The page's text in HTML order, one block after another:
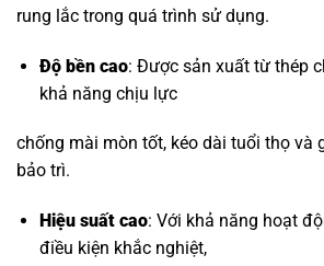
rung lắc trong quá trình sử dụng.
Độ bền cao: Được sản xuất từ thép
khả năng chịu lực
chống mài mòn tốt, kéo dài tuổi thọ và
bảo trì.
Hiệu suất cao: Với khả năng hoạt
điều kiện khắc nghiệt,